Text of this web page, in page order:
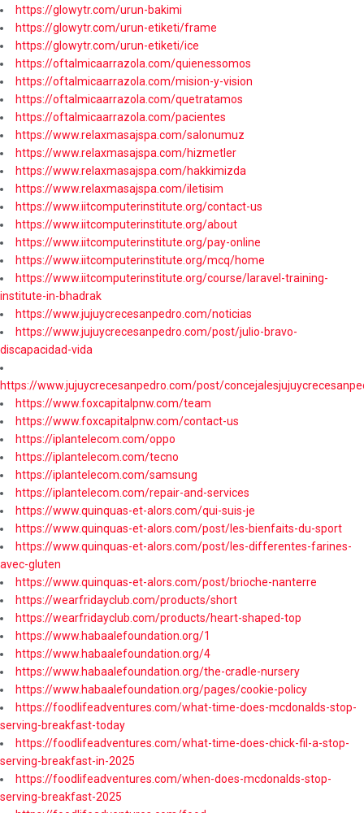
https://glowytr.com/urun-bakimi
https://glowytr.com/urun-etiketi/frame
https://glowytr.com/urun-etiketi/ice
https://oftalmicaarrazola.com/quienessomos
https://oftalmicaarrazola.com/mision-y-vision
https://oftalmicaarrazola.com/quetratamos
https://oftalmicaarrazola.com/pacientes
https://www.relaxmasajspa.com/salonumuz
https://www.relaxmasajspa.com/hizmetler
https://www.relaxmasajspa.com/hakkimizda
https://www.relaxmasajspa.com/iletisim
https://www.iitcomputerinstitute.org/contact-us
https://www.iitcomputerinstitute.org/about
https://www.iitcomputerinstitute.org/pay-online
https://www.iitcomputerinstitute.org/mcq/home
https://www.iitcomputerinstitute.org/course/laravel-training-
institute-in-bhadrak
https://www.jujuycrecesanpedro.com/noticias
https://www.jujuycrecesanpedro.com/post/julio-bravo-
discapacidad-vida
https://www.jujuycrecesanpedro.com/post/
https://www.foxcapitalpnw.com/team
https://www.foxcapitalpnw.com/contact-us
https://iplantelecom.com/oppo
https://iplantelecom.com/tecno
https://iplantelecom.com/samsung
https://iplantelecom.com/repair-and-services
https://www.quinquas-et-alors.com/qui-suis-je
https://www.quinquas-et-alors.com/post/les-bienfaits-du-sport
https://www.quinquas-et-alors.com/post/les-differentes-farines-
avec-gluten
https://www.quinquas-et-alors.com/post/brioche-nanterre
https://wearfridayclub.com/products/short
https://wearfridayclub.com/products/heart-shaped-top
https://www.habaalefoundation.org/1
https://www.habaalefoundation.org/4
https://www.habaalefoundation.org/the-cradle-nursery
https://www.habaalefoundation.org/pages/cookie-policy
https://foodlifeadventures.com/what-time-does-mcdonalds-stop-
serving-breakfast-today
https://foodlifeadventures.com/what-time-does-chick-fil-a-stop-
serving-breakfast-in-2025
https://foodlifeadventures.com/when-does-mcdonalds-stop-
serving-breakfast-2025